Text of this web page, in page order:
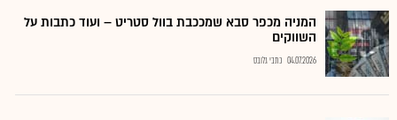
המניה מכפר סבא שמככבת בוול סטריט – ועוד כתבות על
השווקים
04.07.2026 כתבי גלובס